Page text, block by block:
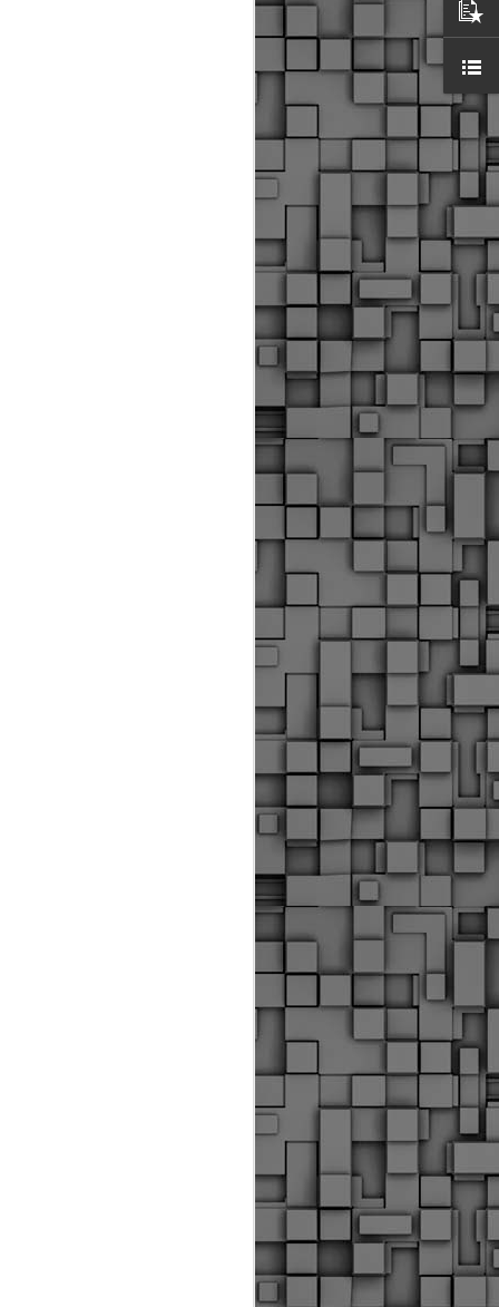
εκπαίδευσή τους και
καθήκοντα.
ο Δήμος παρέλαβε τρία